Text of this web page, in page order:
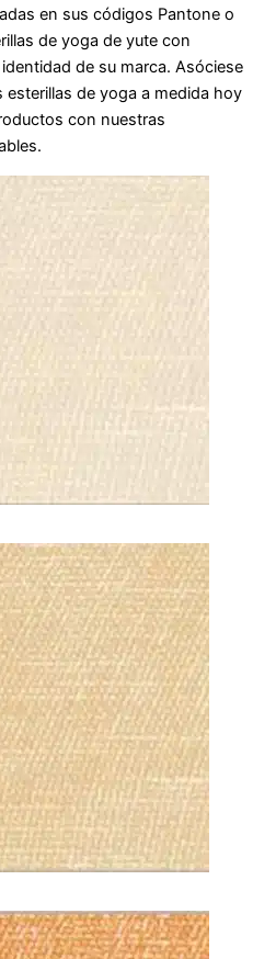
en sus códigos Pantone o
de yoga de yute con
de su marca. Asóciese
de yoga a medida hoy
con nuestras